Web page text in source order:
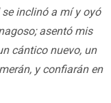
se inclinó a mí y oyó
asentó mis
cántico nuevo, un
y confiarán en